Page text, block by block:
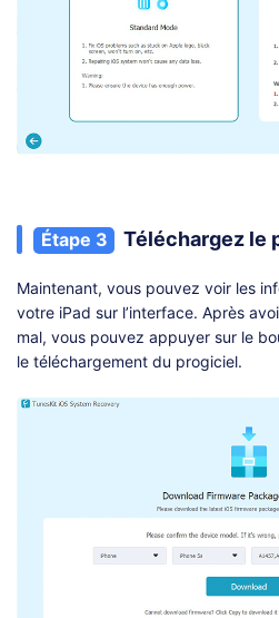
Étape 3 Téléchargez le
Maintenant, vous pouvez voir les
votre iPad sur l’interface. Après
mal, vous pouvez appuyer sur le
le téléchargement du progiciel.